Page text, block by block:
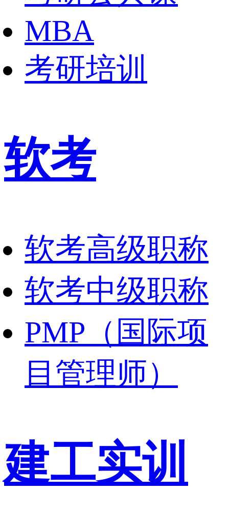
MBA
考研培训
软考
软考高级职称
软考中级职称
PMP（国际项
目管理师）
建工实训